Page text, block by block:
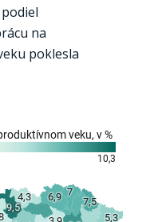
na
poklesla